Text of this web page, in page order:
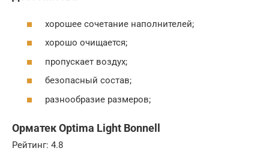
хорошее сочетание наполнителей;
хорошо очищается;
пропускает воздух;
безопасный состав;
разнообразие размеров;
Орматек Optima Light Bonnell
Рейтинг: 4.8